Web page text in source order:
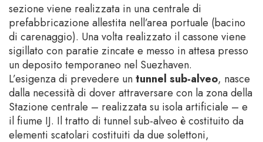
sezione viene realizzata in una centrale di
prefabbricazione allestita nell’area portuale (bacino
di carenaggio). Una volta realizzato il cassone viene
sigillato con paratie zincate e messo in attesa presso
un deposito temporaneo nel Suezhaven.
L’esigenza di prevedere untunnel sub-alveo, nasce
dalla necessità di dover attraversare con la zona della
Stazione centrale – realizzata su isola artificiale – e
il fiume IJ. Il tratto di tunnel sub-alveo è costituito da
elementi scatolari costituiti da due solettoni,